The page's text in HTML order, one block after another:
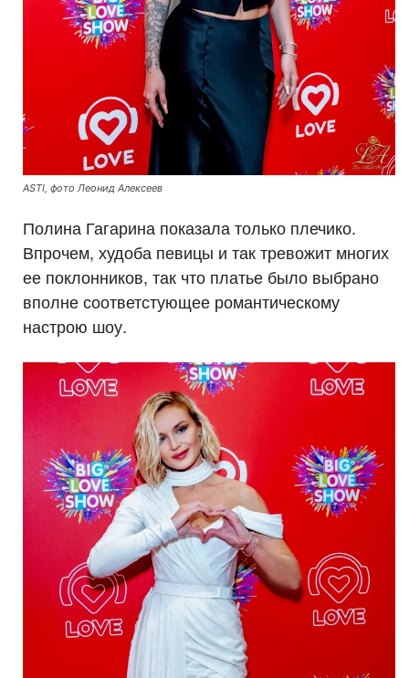
ASTI, фото Леонид Алексеев
Полина Гагарина показала только плечико.
Впрочем, худоба певицы и так тревожит многих
ее поклонников, так что платье было выбрано
вполне соответстующее романтическому
настрою шоу.